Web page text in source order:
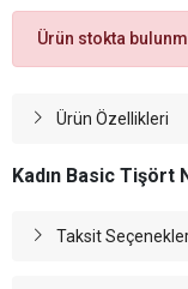
Ürün stokta
Ürün Özellikleri
Kadın Basic Tişört
Taksit